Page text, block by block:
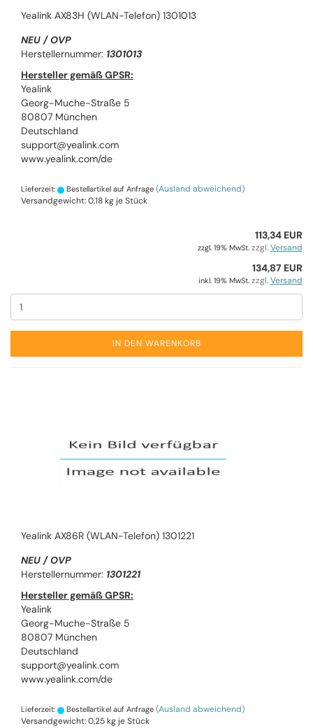
Yealink AX83H (WLAN-Telefon) 1301013
NEU / OVP
Herstellernummer: 1301013
Hersteller gemäß GPSR:
Yealink
Georg-Muche-Straße 5
80807 München
Deutschland
support@yealink.com
www.yealink.com/de
Lieferzeit: Bestellartikel auf Anfrage (Ausland abweichend)
Versandgewicht:0,18kg je Stück
113,34 EUR
zzgl. 19% MwSt. zzgl.Versand
134,87 EUR
inkl. 19% MwSt. zzgl.Versand
IN DEN WARENKORB
Yealink AX86R (WLAN-Telefon) 1301221
NEU / OVP
Herstellernummer: 1301221
Hersteller gemäß GPSR:
Yealink
Georg-Muche-Straße 5
80807 München
Deutschland
support@yealink.com
www.yealink.com/de
Lieferzeit: Bestellartikel auf Anfrage (Ausland abweichend)
Versandgewicht:0,25kg je Stück